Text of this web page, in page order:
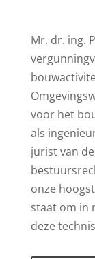
Mr. dr. ing.
voor het
als
jurist van
onze
staat om in
deze